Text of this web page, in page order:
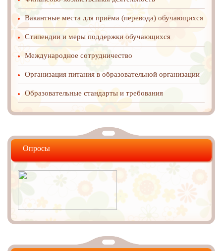
Вакантные места для приёма (перевода) обучающихся
Стипендии и меры поддержки обучающихся
Международное cотрудничество
Организация питания в образовательной организации
Образовательные стандарты и требования
Опросы